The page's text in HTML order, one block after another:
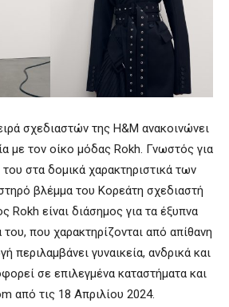
σχεδιαστών της H&M ανακοινώνει
με τον οίκο μόδας Rokh. Γνωστός για
στα δομικά χαρακτηριστικά των
βλέμμα του Κορεάτη σχεδιαστή
Rokh είναι διάσημος για τα έξυπνα
που χαρακτηρίζονται από απίθανη
περιλαμβάνει γυναικεία, ανδρικά και
σε επιλεγμένα καταστήματα και
από τις 18 Απριλίου 2024.